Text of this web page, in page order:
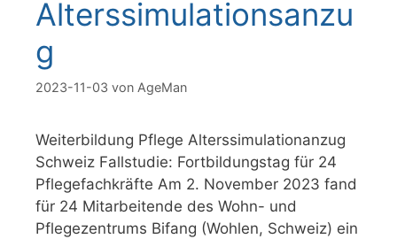
Alterssimulationsanzu
g
2023-11-03 von AgeMan
Weiterbildung Pflege Alterssimulationanzug
Schweiz Fallstudie: Fortbildungstag für 24
Pflegefachkräfte Am 2. November 2023 fand
für 24 Mitarbeitende des Wohn- und
Pflegezentrums Bifang (Wohlen, Schweiz) ein